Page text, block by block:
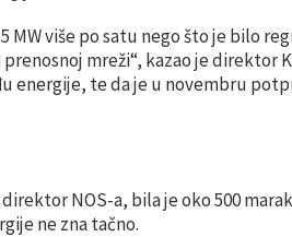
MW više po satu nego što je bilo
prenosnoj mreži“, kazao je direktor
energije, te da je u novembru
NOS-a, bila je oko 500
ne zna tačno.